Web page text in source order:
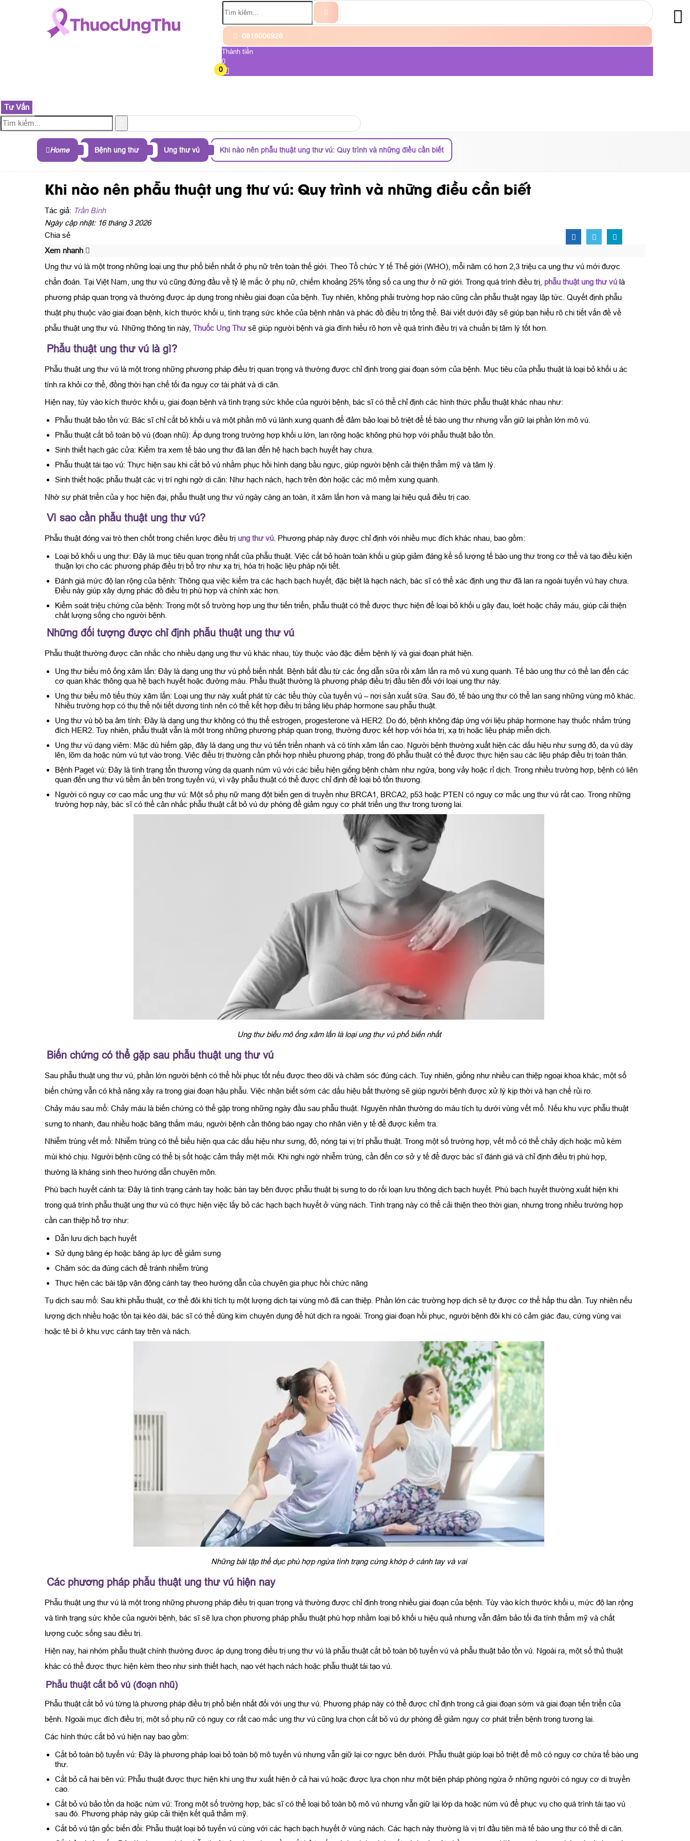
0818006928
Thành tiền
0
0
Tư Vấn
Home Bệnh ung thư Ung thư vú Khi nào nên phẫu thuật ung thư vú: Quy trình và những điều cần biết
Khi nào nên phẫu thuật ung thư vú: Quy trình và những điều cần biết
Tác giả: Trần Bình
Ngày cập nhật: 16 tháng 3 2026
Chia sẻ
Xem nhanh
Ung thư vú là một trong những loại ung thư phổ biến nhất ở phụ nữ trên toàn thế giới. Theo Tổ chức Y tế Thế giới (WHO), mỗi năm có hơn 2,3 triệu ca ung thư vú mới được
chẩn đoán. Tại Việt Nam, ung thư vú cũng đứng đầu về tỷ lệ mắc ở phụ nữ, chiếm khoảng 25% tổng số ca ung thư ở nữ giới. Trong quá trình điều trị, phẫu thuật ung thư vú là
phương pháp quan trọng và thường được áp dụng trong nhiều giai đoạn của bệnh. Tuy nhiên, không phải trường hợp nào cũng cần phẫu thuật ngay lập tức. Quyết định phẫu
thuật phụ thuộc vào giai đoạn bệnh, kích thước khối u, tình trạng sức khỏe của bệnh nhân và phác đồ điều trị tổng thể. Bài viết dưới đây sẽ giúp bạn hiểu rõ chi tiết vấn đề về
phẫu thuật ung thư vú. Những thông tin này, Thuốc Ung Thưsẽ giúp người bệnh và gia đình hiểu rõ hơn về quá trình điều trị và chuẩn bị tâm lý tốt hơn.
Phẫu thuật ung thư vú là gì?
Phẫu thuật ung thư vú là một trong những phương pháp điều trị quan trọng và thường được chỉ định trong giai đoạn sớm của bệnh. Mục tiêu của phẫu thuật là loại bỏ khối u ác
tính ra khỏi cơ thể, đồng thời hạn chế tối đa nguy cơ tái phát và di căn.
Hiện nay, tùy vào kích thước khối u, giai đoạn bệnh và tình trạng sức khỏe của người bệnh, bác sĩ có thể chỉ định các hình thức phẫu thuật khác nhau như:
Phẫu thuật bảo tồn vú: Bác sĩ chỉ cắt bỏ khối u và một phần mô vú lành xung quanh để đảm bảo loại bỏ triệt để tế bào ung thư nhưng vẫn giữ lại phần lớn mô vú.
Phẫu thuật cắt bỏ toàn bộ vú (đoạn nhũ): Áp dụng trong trường hợp khối u lớn, lan rộng hoặc không phù hợp với phẫu thuật bảo tồn.
Sinh thiết hạch gác cửa: Kiểm tra xem tế bào ung thư đã lan đến hệ hạch bạch huyết hay chưa.
Phẫu thuật tái tạo vú: Thực hiện sau khi cắt bỏ vú nhằm phục hồi hình dạng bầu ngực, giúp người bệnh cải thiện thẩm mỹ và tâm lý.
Sinh thiết hoặc phẫu thuật các vị trí nghi ngờ di căn: Như hạch nách, hạch trên đòn hoặc các mô mềm xung quanh.
Nhờ sự phát triển của y học hiện đại, phẫu thuật ung thư vú ngày càng an toàn, ít xâm lấn hơn và mang lại hiệu quả điều trị cao.
Vì sao cần phẫu thuật ung thư vú?
Phẫu thuật đóng vai trò then chốt trong chiến lược điều trị ung thư vú . Phương pháp này được chỉ định với nhiều mục đích khác nhau, bao gồm:
Loại bỏ khối u ung thư: Đây là mục tiêu quan trọng nhất của phẫu thuật. Việc cắt bỏ hoàn toàn khối u giúp giảm đáng kể số lượng tế bào ung thư trong cơ thể và tạo điều kiện
thuận lợi cho các phương pháp điều trị bổ trợ như xạ trị, hóa trị hoặc liệu pháp nội tiết.
Đánh giá mức độ lan rộng của bệnh: Thông qua việc kiểm tra các hạch bạch huyết, đặc biệt là hạch nách, bác sĩ có thể xác định ung thư đã lan ra ngoài tuyến vú hay chưa.
Điều này giúp xây dựng phác đồ điều trị phù hợp và chính xác hơn.
Kiểm soát triệu chứng của bệnh: Trong một số trường hợp ung thư tiến triển, phẫu thuật có thể được thực hiện để loại bỏ khối u gây đau, loét hoặc chảy máu, giúp cải thiện
chất lượng sống cho người bệnh.
Những đối tượng được chỉ định phẫu thuật ung thư vú
Phẫu thuật thường được cân nhắc cho nhiều dạng ung thư vú khác nhau, tùy thuộc vào đặc điểm bệnh lý và giai đoạn phát hiện.
Ung thư biểu mô ống xâm lấn: Đây là dạng ung thư vú phổ biến nhất. Bệnh bắt đầu từ các ống dẫn sữa rồi xâm lấn ra mô vú xung quanh. Tế bào ung thư có thể lan đến các
cơ quan khác thông qua hệ bạch huyết hoặc đường máu. Phẫu thuật thường là phương pháp điều trị đầu tiên đối với loại ung thư này.
Ung thư biểu mô tiểu thùy xâm lấn: Loại ung thư này xuất phát từ các tiểu thùy của tuyến vú – nơi sản xuất sữa. Sau đó, tế bào ung thư có thể lan sang những vùng mô khác.
Nhiều trường hợp có thụ thể nội tiết dương tính nên có thể kết hợp điều trị bằng liệu pháp hormone sau phẫu thuật.
Ung thư vú bộ ba âm tính: Đây là dạng ung thư không có thụ thể estrogen, progesterone và HER2. Do đó, bệnh không đáp ứng với liệu pháp hormone hay thuốc nhắm trúng
đích HER2. Tuy nhiên, phẫu thuật vẫn là một trong những phương pháp quan trọng, thường được kết hợp với hóa trị, xạ trị hoặc liệu pháp miễn dịch.
Ung thư vú dạng viêm: Mặc dù hiếm gặp, đây là dạng ung thư vú tiến triển nhanh và có tính xâm lấn cao. Người bệnh thường xuất hiện các dấu hiệu như sưng đỏ, da vú dày
lên, lõm da hoặc núm vú tụt vào trong. Việc điều trị thường cần phối hợp nhiều phương pháp, trong đó phẫu thuật có thể được thực hiện sau các liệu pháp điều trị toàn thân.
Bệnh Paget vú: Đây là tình trạng tổn thương vùng da quanh núm vú với các biểu hiện giống bệnh chàm như ngứa, bong vảy hoặc rỉ dịch. Trong nhiều trường hợp, bệnh có liên
quan đến ung thư vú tiềm ẩn bên trong tuyến vú, vì vậy phẫu thuật có thể được chỉ định để loại bỏ tổn thương.
Người có nguy cơ cao mắc ung thư vú: Một số phụ nữ mang đột biến gen di truyền như BRCA1, BRCA2, p53 hoặc PTEN có nguy cơ mắc ung thư vú rất cao. Trong những
trường hợp này, bác sĩ có thể cân nhắc phẫu thuật cắt bỏ vú dự phòng để giảm nguy cơ phát triển ung thư trong tương lai.
Ung thư biểu mô ống xâm lấn là loại ung thư vú phổ biến nhất
Biến chứng có thể gặp sau phẫu thuật ung thư vú
Sau phẫu thuật ung thư vú, phần lớn người bệnh có thể hồi phục tốt nếu được theo dõi và chăm sóc đúng cách. Tuy nhiên, giống như nhiều can thiệp ngoại khoa khác, một số
biến chứng vẫn có khả năng xảy ra trong giai đoạn hậu phẫu. Việc nhận biết sớm các dấu hiệu bất thường sẽ giúp người bệnh được xử lý kịp thời và hạn chế rủi ro.
Chảy máu sau mổ: Chảy máu là biến chứng có thể gặp trong những ngày đầu sau phẫu thuật. Nguyên nhân thường do máu tích tụ dưới vùng vết mổ. Nếu khu vực phẫu thuật
sưng to nhanh, đau nhiều hoặc băng thấm máu, người bệnh cần thông báo ngay cho nhân viên y tế để được kiểm tra.
Nhiễm trùng vết mổ: Nhiễm trùng có thể biểu hiện qua các dấu hiệu như sưng, đỏ, nóng tại vị trí phẫu thuật. Trong một số trường hợp, vết mổ có thể chảy dịch hoặc mủ kèm
mùi khó chịu. Người bệnh cũng có thể bị sốt hoặc cảm thấy mệt mỏi. Khi nghi ngờ nhiễm trùng, cần đến cơ sở y tế để được bác sĩ đánh giá và chỉ định điều trị phù hợp,
thường là kháng sinh theo hướng dẫn chuyên môn.
Phù bạch huyết cánh ta: Đây là tình trạng cánh tay hoặc bàn tay bên được phẫu thuật bị sưng to do rối loạn lưu thông dịch bạch huyết. Phù bạch huyết thường xuất hiện khi
trong quá trình phẫu thuật ung thư vú có thực hiện việc lấy bỏ các hạch bạch huyết ở vùng nách. Tình trạng này có thể cải thiện theo thời gian, nhưng trong nhiều trường hợp
cần can thiệp hỗ trợ như:
Dẫn lưu dịch bạch huyết
Sử dụng băng ép hoặc băng áp lực để giảm sưng
Chăm sóc da đúng cách để tránh nhiễm trùng
Thực hiện các bài tập vận động cánh tay theo hướng dẫn của chuyên gia phục hồi chức năng
Tụ dịch sau mổ: Sau khi phẫu thuật, cơ thể đôi khi tích tụ một lượng dịch tại vùng mô đã can thiệp. Phần lớn các trường hợp dịch sẽ tự được cơ thể hấp thu dần. Tuy nhiên nếu
lượng dịch nhiều hoặc tồn tại kéo dài, bác sĩ có thể dùng kim chuyên dụng để hút dịch ra ngoài. Trong giai đoạn hồi phục, người bệnh đôi khi có cảm giác đau, cứng vùng vai
hoặc tê bì ở khu vực cánh tay trên và nách.
Những bài tập thể dục phù hợp ngừa tình trạng cứng khớp ở cánh tay và vai
Các phương pháp phẫu thuật ung thư vú hiện nay
Phẫu thuật ung thư vú là một trong những phương pháp điều trị quan trọng và thường được chỉ định trong nhiều giai đoạn của bệnh. Tùy vào kích thước khối u, mức độ lan rộng
và tình trạng sức khỏe của người bệnh, bác sĩ sẽ lựa chọn phương pháp phẫu thuật phù hợp nhằm loại bỏ khối u hiệu quả nhưng vẫn đảm bảo tối đa tính thẩm mỹ và chất
lượng cuộc sống sau điều trị.
Hiện nay, hai nhóm phẫu thuật chính thường được áp dụng trong điều trị ung thư vú là phẫu thuật cắt bỏ toàn bộ tuyến vú và phẫu thuật bảo tồn vú. Ngoài ra, một số thủ thuật
khác có thể được thực hiện kèm theo như sinh thiết hạch, nạo vét hạch nách hoặc phẫu thuật tái tạo vú.
Phẫu thuật cắt bỏ vú (đoạn nhũ)
Phẫu thuật cắt bỏ vú từng là phương pháp điều trị phổ biến nhất đối với ung thư vú. Phương pháp này có thể được chỉ định trong cả giai đoạn sớm và giai đoạn tiến triển của
bệnh. Ngoài mục đích điều trị, một số phụ nữ có nguy cơ rất cao mắc ung thư vú cũng lựa chọn cắt bỏ vú dự phòng để giảm nguy cơ phát triển bệnh trong tương lai.
Các hình thức cắt bỏ vú hiện nay bao gồm:
Cắt bỏ toàn bộ tuyến vú: Đây là phương pháp loại bỏ toàn bộ mô tuyến vú nhưng vẫn giữ lại cơ ngực bên dưới. Phẫu thuật giúp loại bỏ triệt để mô có nguy cơ chứa tế bào ung
thư.
Cắt bỏ cả hai bên vú: Phẫu thuật được thực hiện khi ung thư xuất hiện ở cả hai vú hoặc được lựa chọn như một biện pháp phòng ngừa ở những người có nguy cơ di truyền
cao.
Cắt bỏ vú bảo tồn da hoặc núm vú: Trong một số trường hợp, bác sĩ có thể loại bỏ toàn bộ mô vú nhưng vẫn giữ lại lớp da hoặc núm vú để phục vụ cho quá trình tái tạo vú
sau đó. Phương pháp này giúp cải thiện kết quả thẩm mỹ.
Cắt bỏ vú tận gốc biến đổi: Phẫu thuật loại bỏ tuyến vú cùng với các hạch bạch huyết ở vùng nách. Các hạch này thường là vị trí đầu tiên mà tế bào ung thư có thể di căn.